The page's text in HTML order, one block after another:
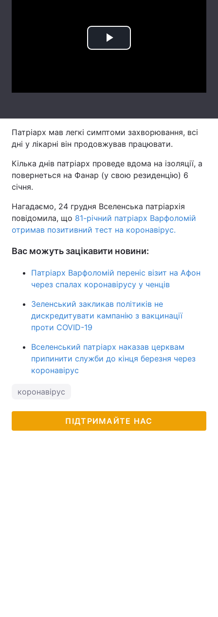
Думки
Вакансії
Послуги
Play
Патріарх мав легкі симптоми захворювання, всі
дні у лікарні він продовжував працювати.
Кілька днів патріарх проведе вдома на ізоляції, а
повернеться на Фанар (у свою резиденцію) 6
січня.
Нагадаємо, 24 грудня Вселенська патріархія
повідомила, що 81-річний патріарх Варфоломій
отримав позитивний тест на коронавірус.
Вас можуть зацікавити новини:
Патріарх Варфоломій переніс візит на Афон
через спалах коронавірусу у ченців
Зеленський закликав політиків не
дискредитувати кампанію з вакцинації
проти COVID-19
Вселенський патріарх наказав церквам
припинити служби до кінця березня через
коронавірус
коронавірус
ПІДТРИМАЙТЕ НАС